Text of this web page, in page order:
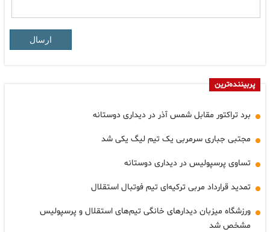
ارسال
پربیننده‌ترین
برد تراکتور مقابل شمس آذر در دیداری دوستانه
مجتبی جباری سرمربی یک تیم لیگ یکی شد
تساوی پرسپولیس در دیداری دوستانه
تمدید قرارداد مربی ترکیه‌ای تیم فوتبال استقلال
ورزشگاه میزبان دیدارهای خانگی تیم‌های استقلال و پرسپولیس
مشخص شد